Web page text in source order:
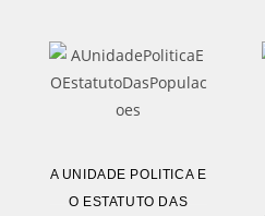
A UNIDADE POLITICA E
O ESTATUTO DAS